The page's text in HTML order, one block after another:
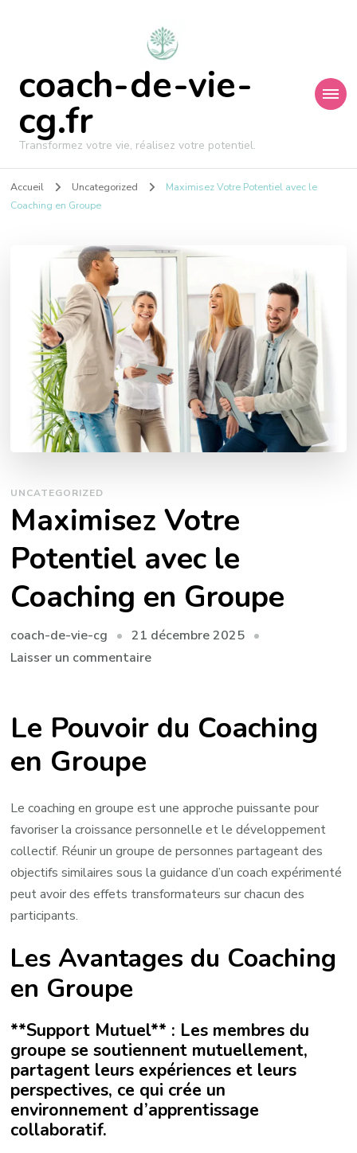
coach-de-vie-
cg.fr
Transformez votre vie, réalisez votre potentiel.
Accueil Uncategorized
Maximisez Votre Potentiel avec le
Coaching en Groupe
UNCATEGORIZED
Maximisez Votre
Potentiel avec le
Coaching en Groupe
coach-de-vie-cg
21 décembre 2025
Laisser un commentairesur
Potentiel
avec
en
Groupe
Le Pouvoir du Coaching
en Groupe
Le coaching en groupe est une approche puissante pour
favoriser la croissance personnelle et le développement
collectif. Réunir un groupe de personnes partageant des
objectifs similaires sous la guidance d’un coach expérimenté
peut avoir des effets transformateurs sur chacun des
participants.
Les Avantages du Coaching
en Groupe
**Support Mutuel** : Les membres du
groupe se soutiennent mutuellement,
partagent leurs expériences et leurs
perspectives, ce qui crée un
environnement d’apprentissage
collaboratif.